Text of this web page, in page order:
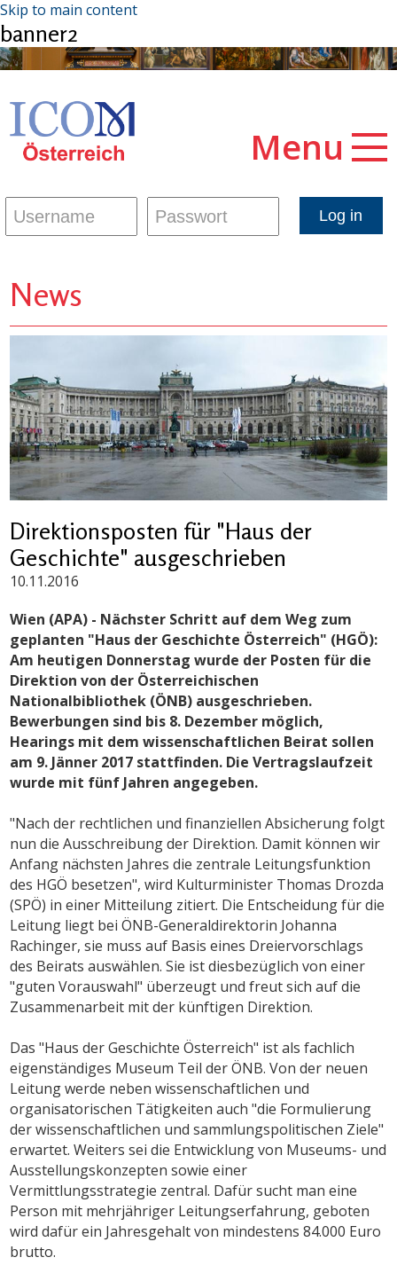
Skip to main content
banner2
Menu
News
Direktionsposten für "Haus der
Geschichte" ausgeschrieben
10.11.2016
Wien (APA) - Nächster Schritt auf dem Weg zum
geplanten "Haus der Geschichte Österreich" (HGÖ):
Am heutigen Donnerstag wurde der Posten für die
Direktion von der Österreichischen
Nationalbibliothek (ÖNB) ausgeschrieben.
Bewerbungen sind bis 8. Dezember möglich,
Hearings mit dem wissenschaftlichen Beirat sollen
am 9. Jänner 2017 stattfinden. Die Vertragslaufzeit
wurde mit fünf Jahren angegeben.
"Nach der rechtlichen und finanziellen Absicherung folgt
nun die Ausschreibung der Direktion. Damit können wir
Anfang nächsten Jahres die zentrale Leitungsfunktion
des HGÖ besetzen", wird Kulturminister Thomas Drozda
(SPÖ) in einer Mitteilung zitiert. Die Entscheidung für die
Leitung liegt bei ÖNB-Generaldirektorin Johanna
Rachinger, sie muss auf Basis eines Dreiervorschlags
des Beirats auswählen. Sie ist diesbezüglich von einer
"guten Vorauswahl" überzeugt und freut sich auf die
Zusammenarbeit mit der künftigen Direktion.
Das "Haus der Geschichte Österreich" ist als fachlich
eigenständiges Museum Teil der ÖNB. Von der neuen
Leitung werde neben wissenschaftlichen und
organisatorischen Tätigkeiten auch "die Formulierung
der wissenschaftlichen und sammlungspolitischen Ziele"
erwartet. Weiters sei die Entwicklung von Museums- und
Ausstellungskonzepten sowie einer
Vermittlungsstrategie zentral. Dafür sucht man eine
Person mit mehrjähriger Leitungserfahrung, geboten
wird dafür ein Jahresgehalt von mindestens 84.000 Euro
brutto.